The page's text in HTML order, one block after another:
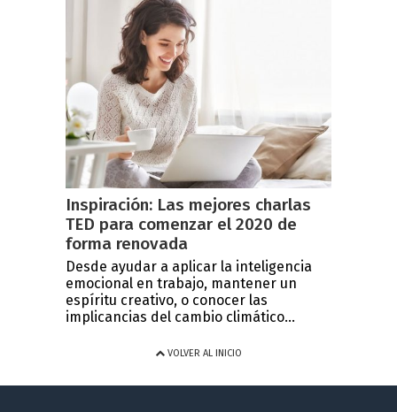
Inspiración: Las mejores charlas
TED para comenzar el 2020 de
forma renovada
Desde ayudar a aplicar la inteligencia
emocional en trabajo, mantener un
espíritu creativo, o conocer las
implicancias del cambio climático...
VOLVER AL INICIO